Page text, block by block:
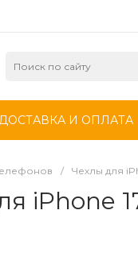
ДОСТАВКА И ОПЛАТА
/ Чехлы для
iPhone